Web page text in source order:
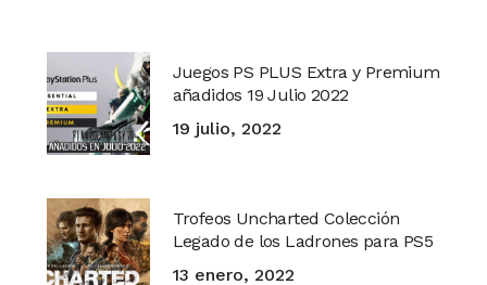
Juegos PS PLUS Extra y Premium
añadidos 19 Julio 2022
19 julio, 2022
Trofeos Uncharted Colección
Legado de los Ladrones para PS5
13 enero, 2022